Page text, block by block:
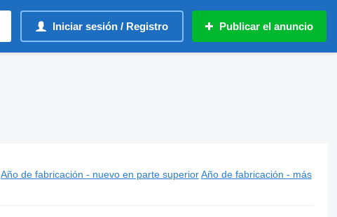
Iniciar sesión / Registro Publicar el anuncio
Año de fabricación - nuevo en parte superior Año de fabricación - más